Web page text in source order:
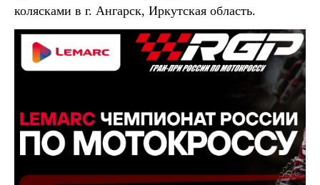
колясками в г. Ангарск, Иркутская область.